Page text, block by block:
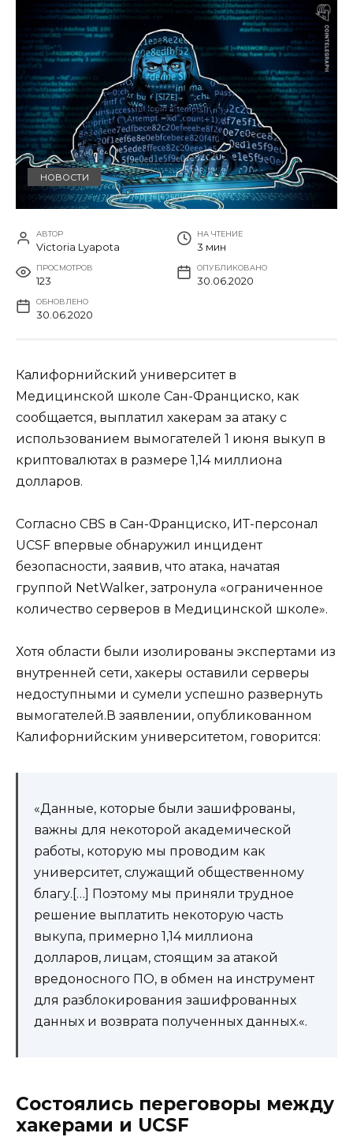
НОВОСТИ
АВТОР
Victoria Lyapota
НА ЧТЕНИЕ
3 мин
ПРОСМОТРОВ
123
ОПУБЛИКОВАНО
30.06.2020
ОБНОВЛЕНО
30.06.2020
Калифорнийский университет в
Медицинской школе Сан-Франциско, как
сообщается, выплатил хакерам за атаку с
использованием вымогателей 1 июня выкуп в
криптовалютах в размере 1,14 миллиона
долларов.
Согласно CBS в Сан-Франциско, ИТ-персонал
UCSF впервые обнаружил инцидент
безопасности, заявив, что атака, начатая
группой NetWalker, затронула «ограниченное
количество серверов в Медицинской школе».
Хотя области были изолированы экспертами из
внутренней сети, хакеры оставили серверы
недоступными и сумели успешно развернуть
вымогателей.В заявлении, опубликованном
Калифорнийским университетом, говорится:
«Данные, которые были зашифрованы,
важны для некоторой академической
работы, которую мы проводим как
университет, служащий общественному
благу.[…] Поэтому мы приняли трудное
решение выплатить некоторую часть
выкупа, примерно 1,14 миллиона
долларов, лицам, стоящим за атакой
вредоносного ПО, в обмен на инструмент
для разблокирования зашифрованных
данных и возврата полученных данных.«.
Состоялись переговоры между
хакерами и UCSF